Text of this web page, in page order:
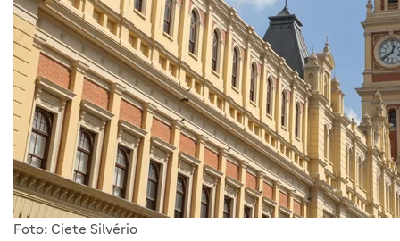
Foto: Ciete Silvério